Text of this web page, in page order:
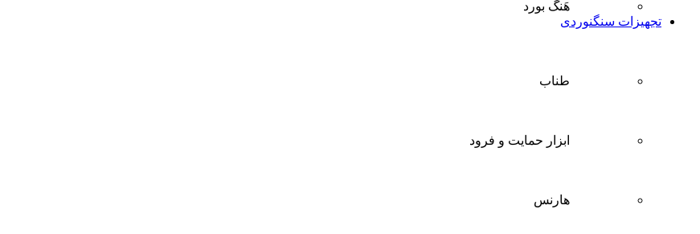
هَنگ بورد
تجهیزات سنگنوردی
طناب
ابزار حمایت و فرود
هارنس